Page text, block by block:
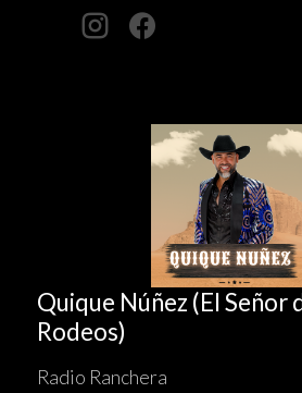
Quique Núñez (El Señor
Rodeos)
Radio Ranchera